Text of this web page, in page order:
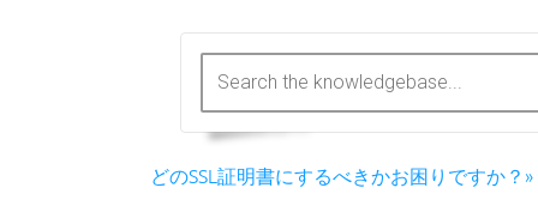
どのSSL証明書にするべきかお困りですか？»